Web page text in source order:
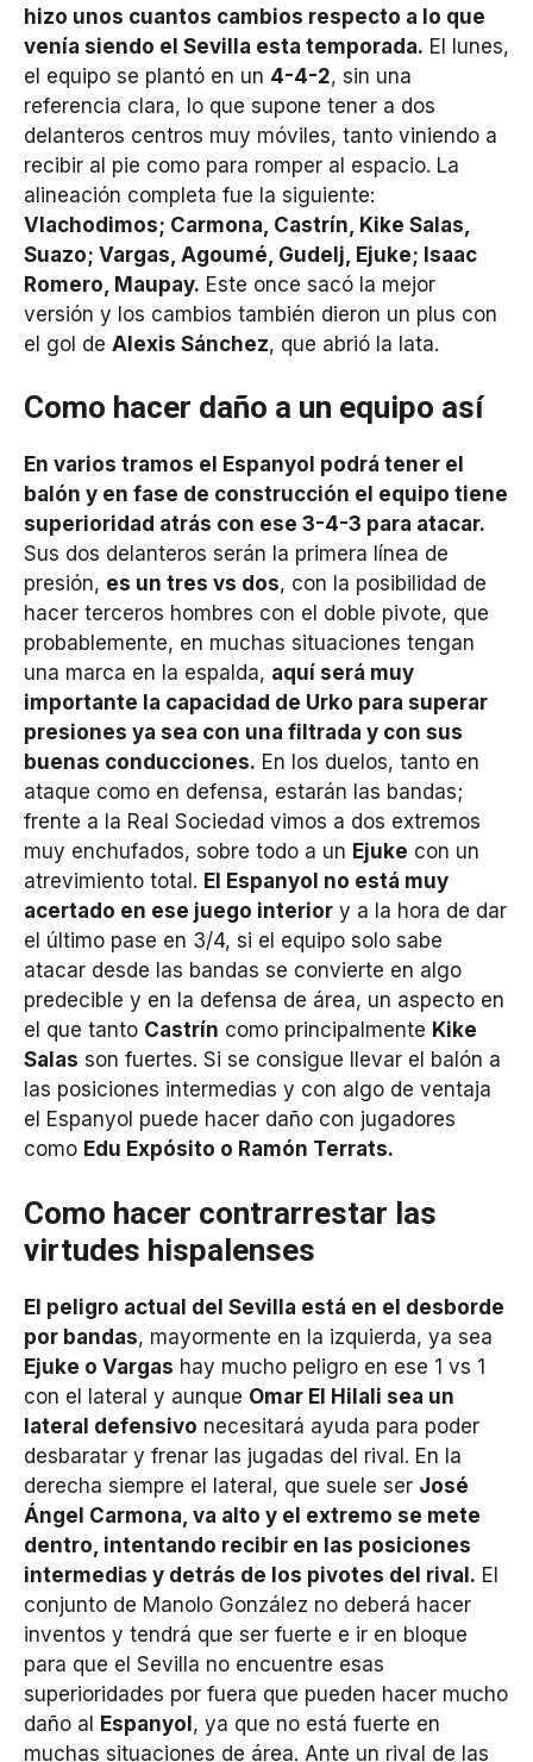
hizo unos cuantos cambios respecto a lo que
venía siendo el Sevilla esta temporada. El lunes,
el equipo se plantó en un 4-4-2, sin una
referencia clara, lo que supone tener a dos
delanteros centros muy móviles, tanto viniendo a
recibir al pie como para romper al espacio. La
alineación completa fue la siguiente:
Vlachodimos; Carmona, Castrín, Kike Salas,
Suazo; Vargas, Agoumé, Gudelj, Ejuke; Isaac
Romero, Maupay. Este once sacó la mejor
versión y los cambios también dieron un plus con
el gol de Alexis Sánchez, que abrió la lata.
Como hacer daño a un equipo así
En varios tramos el Espanyol podrá tener el
balón y en fase de construcción el equipo tiene
superioridad atrás con ese 3-4-3 para atacar.
Sus dos delanteros serán la primera línea de
presión, es un tres vs dos, con la posibilidad de
hacer terceros hombres con el doble pivote, que
probablemente, en muchas situaciones tengan
una marca en la espalda, aquí será muy
importante la capacidad de Urko para superar
presiones ya sea con una filtrada y con sus
buenas conducciones. En los duelos, tanto en
ataque como en defensa, estarán las bandas;
frente a la Real Sociedad vimos a dos extremos
muy enchufados, sobre todo a un Ejuke con un
atrevimiento total. El Espanyol no está muy
acertado en ese juego interior y a la hora de dar
el último pase en 3/4, si el equipo solo sabe
atacar desde las bandas se convierte en algo
predecible y en la defensa de área, un aspecto en
el que tanto Castrín como principalmente Kike
Salas son fuertes. Si se consigue llevar el balón a
las posiciones intermedias y con algo de ventaja
el Espanyol puede hacer daño con jugadores
como Edu Expósito o Ramón Terrats.
Como hacer contrarrestar las
virtudes hispalenses
El peligro actual del Sevilla está en el desborde
por bandas, mayormente en la izquierda, ya sea
Ejuke o Vargas hay mucho peligro en ese 1 vs 1
con el lateral y aunque Omar El Hilali sea un
lateral defensivo necesitará ayuda para poder
desbaratar y frenar las jugadas del rival. En la
derecha siempre el lateral, que suele ser José
Ángel Carmona, va alto y el extremo se mete
dentro, intentando recibir en las posiciones
intermedias y detrás de los pivotes del rival. El
conjunto de Manolo González no deberá hacer
inventos y tendrá que ser fuerte e ir en bloque
para que el Sevilla no encuentre esas
superioridades por fuera que pueden hacer mucho
daño al Espanyol, ya que no está fuerte en
muchas situaciones de área. Ante un rival de las